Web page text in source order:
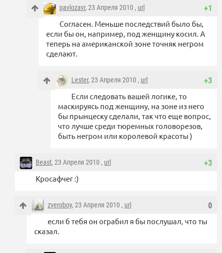
+1
pavlozavr, 23 Апреля 2010 , url
Согласен. Меньше последствий было бы,
если бы он, например, под женщину косил. А
теперь на американской зоне точняк негром
сделают.
+3
Lester, 23 Апреля 2010 , url
Если следовать вашей логике, то
маскируясь под женщину, на зоне из него
бы прынцеску сделали, так что еще вопрос,
что лучше среди тюремных головорезов,
быть негром или королевой красоты )
+3
Beast, 23 Апреля 2010 , url
Кросафчег :)
0
zveroboy, 23 Апреля 2010 , url
если б тебя он ограбил я бы послушал, что ты
сказал.